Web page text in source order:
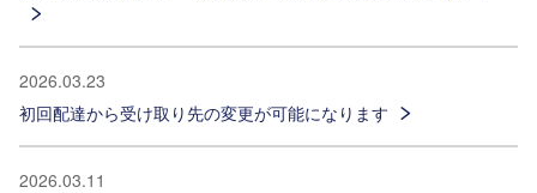
2026.03.23
初回配達から受け取り先の変更が可能になります
2026.03.11